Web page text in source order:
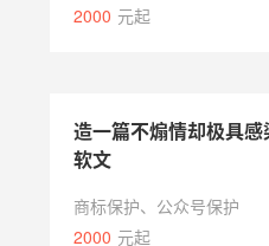
2000 元起
造一篇不煽情却极具
软文
商标保护、公众号保护
2000 元起